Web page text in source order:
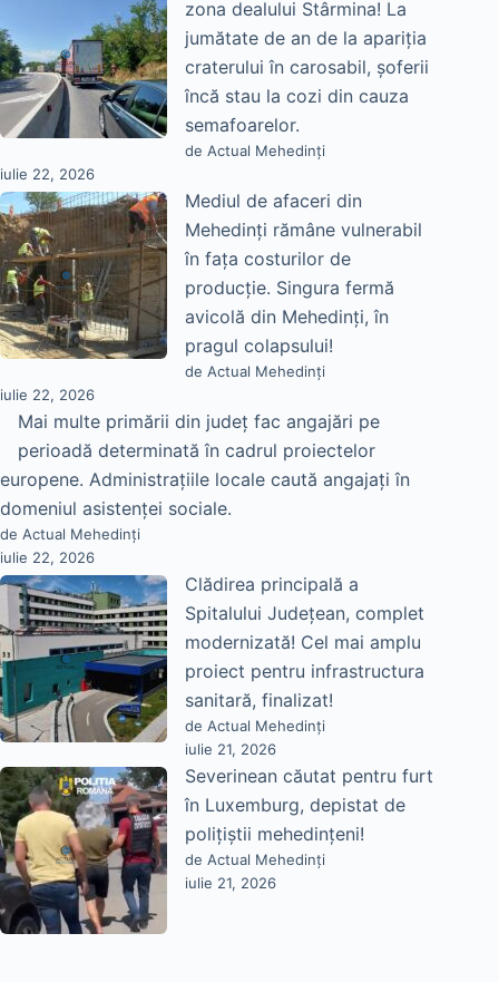
zona dealului Stârmina! La
jumătate de an de la apariția
craterului în carosabil, șoferii
încă stau la cozi din cauza
semafoarelor.
de Actual Mehedinți
iulie 22, 2026
Mediul de afaceri din
Mehedinți rămâne vulnerabil
în fața costurilor de
producție. Singura fermă
avicolă din Mehedinți, în
pragul colapsului!
de Actual Mehedinți
iulie 22, 2026
Mai multe primării din județ fac angajări pe
perioadă determinată în cadrul proiectelor
europene. Administrațiile locale caută angajați în
domeniul asistenței sociale.
de Actual Mehedinți
iulie 22, 2026
Clădirea principală a
Spitalului Județean, complet
modernizată! Cel mai amplu
proiect pentru infrastructura
sanitară, finalizat!
de Actual Mehedinți
iulie 21, 2026
Severinean căutat pentru furt
în Luxemburg, depistat de
polițiștii mehedințeni!
de Actual Mehedinți
iulie 21, 2026